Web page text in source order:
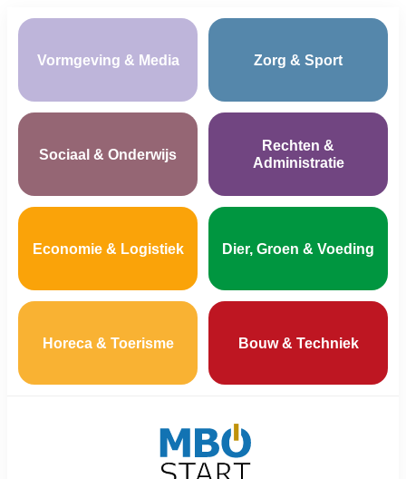
Vormgeving & Media Zorg & Sport
Sociaal & Onderwijs
Rechten &
Administratie
Economie & Logistiek Dier, Groen & Voeding
Horeca & Toerisme Bouw & Techniek